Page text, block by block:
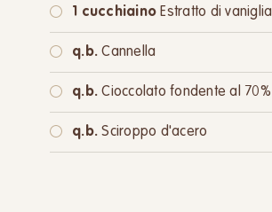
1 cucchiaino Estratto di vaniglia
q.b. Cannella
q.b. Cioccolato fondente al 70%
q.b. Sciroppo d'acero
oppure:q.b.Zucchero di canna